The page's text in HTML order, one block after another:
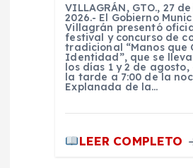
VILLAGRÁN, GTO., 27
2026.- El Gobierno
Villagrán presentó
festival y concurso de
tradicional “Manos que
Identidad”, que se
los días 1 y 2 de agosto,
la tarde a 7:00 de la
Explanada de la…
LEER COMPLETO